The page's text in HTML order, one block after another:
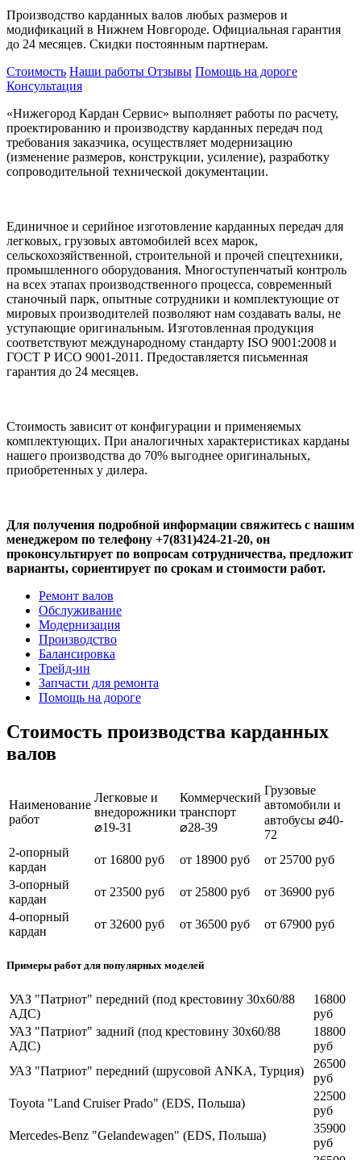
Производство карданных валов любых размеров и
модификаций в Нижнем Новгороде. Официальная гарантия
до 24 месяцев. Скидки постоянным партнерам.
Стоимость Наши работы Отзывы Помощь на дороге
Консультация
«Нижегород Кардан Сервис» выполняет работы по расчету,
проектированию и производству карданных передач под
требования заказчика, осуществляет модернизацию
(изменение размеров, конструкции, усиление), разработку
сопроводительной технической документации.
Единичное и серийное изготовление карданных передач для
легковых, грузовых автомобилей всех марок,
сельскохозяйственной, строительной и прочей спецтехники,
промышленного оборудования. Многоступенчатый контроль
на всех этапах производственного процесса, современный
станочный парк, опытные сотрудники и комплектующие от
мировых производителей позволяют нам создавать валы, не
уступающие оригинальным. Изготовленная продукция
соответствуют международному стандарту ISO 9001:2008 и
ГОСТ Р ИСО 9001-2011. Предоставляется письменная
гарантия до 24 месяцев.
Стоимость зависит от конфигурации и применяемых
комплектующих. При аналогичных характеристиках карданы
нашего производства до 70% выгоднее оригинальных,
приобретенных у дилера.
Для получения подробной информации свяжитесь с нашим
менеджером по телефону +7(831)424-21-20, он
проконсультирует по вопросам сотрудничества, предложит
варианты, сориентирует по срокам и стоимости работ.
Ремонт валов
Обслуживание
Модернизация
Производство
Балансировка
Трейд-ин
Запчасти для ремонта
Помощь на дороге
Стоимость производства карданных
валов
Наименование
работ
Легковые и
внедорожники
⌀19-31
Коммерческий
транспорт
⌀28-39
Грузовые
автомобили и
автобусы ⌀40-
72
2-опорный
кардан
от 16800 руб от 18900 руб
от 25700 руб
3-опорный
кардан
от 23500 руб от 25800 руб
от 36900 руб
4-опорный
кардан
от 32600 руб от 36500 руб от 67900 руб
Примеры работ для популярных моделей
УАЗ "Патриот" передний (под крестовину 30x60/88
АДС)
16800
руб
УАЗ "Патриот" задний (под крестовину 30x60/88
АДС)
18800
руб
УАЗ "Патриот" передний (шрусовой ANKA, Турция)
26500
руб
Toyota "Land Cruiser Prado" (EDS, Польша)
22500
руб
Mercedes-Benz "Gelandewagen" (EDS, Польша)
35900
руб